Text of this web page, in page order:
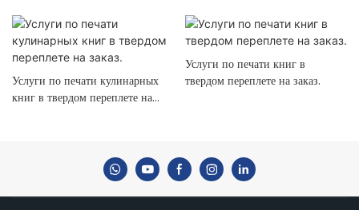
Услуги по печати кулинарных
книг в твердом переплете на
Услуги по печати книг в
твердом переплете на заказ.